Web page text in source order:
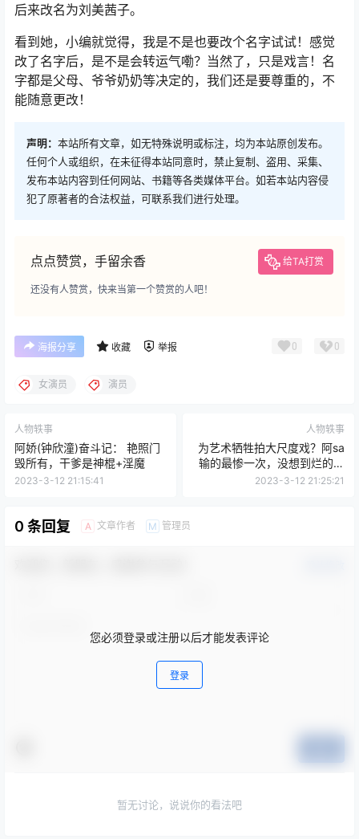
后来改名为刘美茜子。
看到她，小编就觉得，我是不是也要改个名字试试！感觉
改了名字后，是不是会转运气嘞？当然了，只是戏言！名
字都是父母、爷爷奶奶等决定的，我们还是要尊重的，不
能随意更改！
声明： 本站所有文章，如无特殊说明或标注，均为本站原创发布。
任何个人或组织，在未征得本站同意时，禁止复制、盗用、采集、
发布本站内容到任何网站、书籍等各类媒体平台。如若本站内容侵
犯了原著者的合法权益，可联系我们进行处理。
点点赞赏，手留余香 给TA打赏
还没有人赞赏，快来当第一个赞赏的人吧！
海报分享 收藏 举报 0 0
女演员 演员
人物轶事
阿娇(钟欣潼)奋斗记： 艳照门
毁所有，干爹是神棍+淫魔
2023-3-12 21:15:41
人物轶事
为艺术牺牲拍大尺度戏？阿sa
输的最惨一次，没想到烂的一
塌糊涂！
2023-3-12 21:25:21
0 条回复 A 文章作者 M 管理员
您必须登录或注册以后才能发表评论
登录
暂无讨论，说说你的看法吧